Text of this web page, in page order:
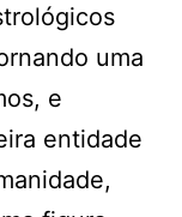
uma
e
entidade